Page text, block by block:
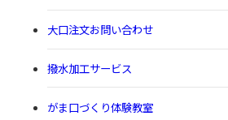
大口注文お問い合わせ
撥水加工サービス
がま口づくり体験教室